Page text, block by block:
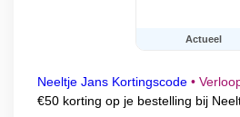
Actueel
Neeltje Jans Kortingscode •
€50 korting op je bestelling bij